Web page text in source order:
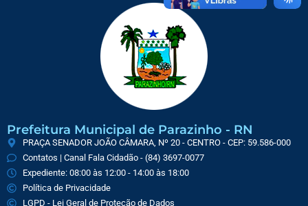
Prefeitura Municipal de Parazinho - RN
PRAÇA SENADOR JOÃO CÂMARA, Nº 20 - CENTRO - CEP: 59.586-000
Contatos | Canal Fala Cidadão - (84) 3697-0077
Expediente: 08:00 às 12:00 - 14:00 às 18:00
Política de Privacidade
LGPD - Lei Geral de Proteção de Dados